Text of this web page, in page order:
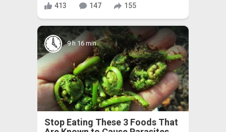
413 147 155
9 h 16 min
Stop Eating These 3 Foods That